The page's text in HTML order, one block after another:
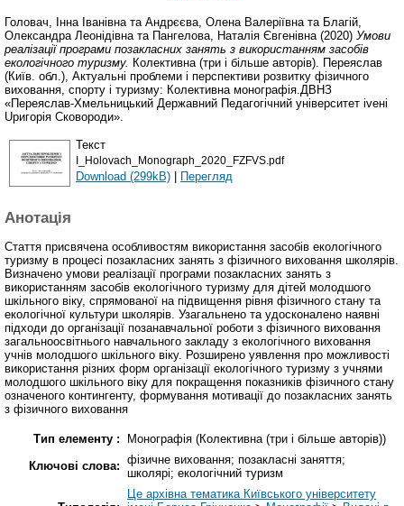
Головач, Інна Іванівна та Андрєєва, Олена Валеріївна та Благій,
Олександра Леонідівна та Пангелова, Наталія Євгенівна (2020) Умови
реалізації програми позакласних занять з використанням засобів
екологічного туризму. Колективна (три і більше авторів). Переяслав
(Київ. обл.), Актуальні проблеми і перспективи розвитку фізичного
виховання, спорту і туризму: Колективна монографія.ДВНЗ
«Переяслав-Хмельницький Державний Педагогічний університет іvені
Uригорія Cковороди».
Текст
I_Holovach_Monograph_2020_FZFVS.pdf
Download (299kB) | Перегляд
Анотація
Стаття присвячена особливостям використання засобів екологічного
туризму в процесі позакласних занять з фізичного виховання школярів.
Визначено умови реалізації програми позакласних занять з
використанням засобів екологічного туризму для дітей молодшого
шкільного віку, спрямованої на підвищення рівня фізичного стану та
екологічної культури школярів. Узагальнено та удосконалено наявні
підходи до організації позанавчальної роботи з фізичного виховання
загальноосвітнього навчального закладу з екологічного виховання
учнів молодшого шкільного віку. Розширено уявлення про можливості
використання різних форм організації екологічного туризму з учнями
молодшого шкільного віку для покращення показників фізичного стану
означеного контингенту, формування мотивації до позакласних занять
з фізичного виховання
Тип елементу :
Монографія (Колективна (три і більше авторів))
Ключові слова: фізичне виховання; позакласні заняття;
школярі; екологічний туризм
Це архівна тематика Київського університету